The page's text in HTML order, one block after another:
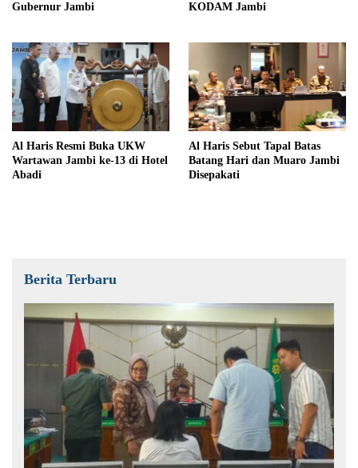
Gubernur Jambi
KODAM Jambi
Al Haris Resmi Buka UKW
Wartawan Jambi ke-13 di Hotel
Abadi
Al Haris Sebut Tapal Batas
Batang Hari dan Muaro Jambi
Disepakati
Berita Terbaru